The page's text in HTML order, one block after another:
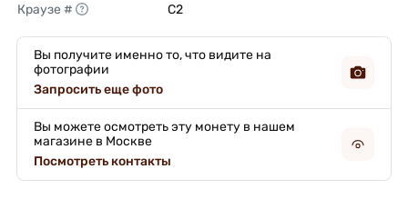
Краузе #
C2
Вы получите именно то, что видите на
фотографии
Запросить еще фото
Вы можете осмотреть эту монету в нашем
магазине в Москве
Посмотреть контакты